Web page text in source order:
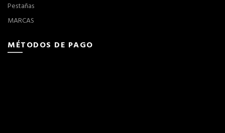
Pestañas
MARCAS
MÉTODOS DE PAGO